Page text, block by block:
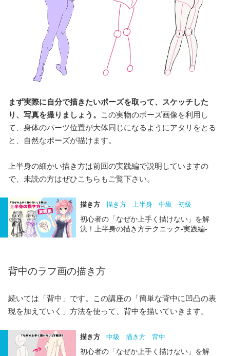
まず実際に自分で描きたいポーズを取って、スケッチした
り、写真を撮りましょう。
この実物のポーズ画像を利用し
て、身体のパーツ位置が大体同じになるようにアタリをとる
と、自然なポーズが描けます。
上半身の細かい描き方は前回の実践編で説明していますの
で、未読の方はぜひこちらもご覧下さい。
描き方 描き方 上半身 中級 初級
初心者の「なぜか上手く描けない」を解
決！上半身の描き方テクニック-実践編-
背中のラフ画の描き方
続いては「背中」です。この講座の「簡単な背中に凹凸の表
現を加えていく」方法を使って、背中を描いていきます。
描き方 中級 描き方 背中
初心者の「なぜか上手く描けない」を解